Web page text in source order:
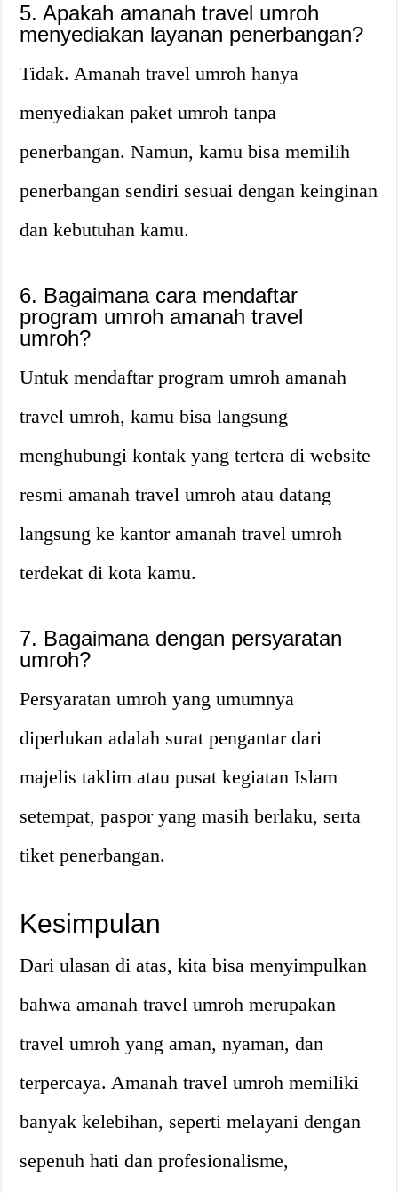
5. Apakah amanah travel umroh
menyediakan layanan penerbangan?
Tidak. Amanah travel umroh hanya
menyediakan paket umroh tanpa
penerbangan. Namun, kamu bisa memilih
penerbangan sendiri sesuai dengan keinginan
dan kebutuhan kamu.
6. Bagaimana cara mendaftar
program umroh amanah travel
umroh?
Untuk mendaftar program umroh amanah
travel umroh, kamu bisa langsung
menghubungi kontak yang tertera di website
resmi amanah travel umroh atau datang
langsung ke kantor amanah travel umroh
terdekat di kota kamu.
7. Bagaimana dengan persyaratan
umroh?
Persyaratan umroh yang umumnya
diperlukan adalah surat pengantar dari
majelis taklim atau pusat kegiatan Islam
setempat, paspor yang masih berlaku, serta
tiket penerbangan.
Kesimpulan
Dari ulasan di atas, kita bisa menyimpulkan
bahwa amanah travel umroh merupakan
travel umroh yang aman, nyaman, dan
terpercaya. Amanah travel umroh memiliki
banyak kelebihan, seperti melayani dengan
sepenuh hati dan profesionalisme,